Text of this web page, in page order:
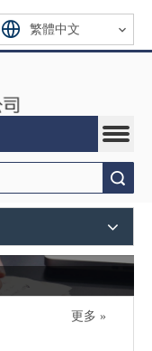
繁體中文
更多 »